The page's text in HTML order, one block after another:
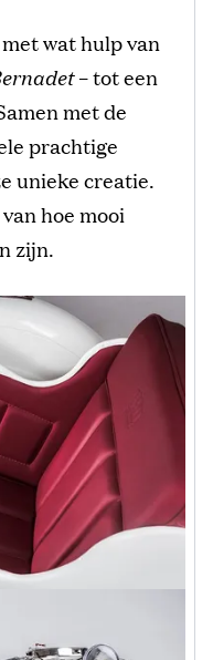
wat hulp van
– tot een
met de
prachtige
unieke creatie.
hoe mooi
zijn.